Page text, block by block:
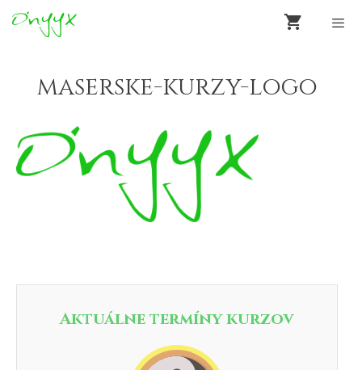
Preskočiť
na
maserske-kurzy-logo
Aktuálne termíny kurzov